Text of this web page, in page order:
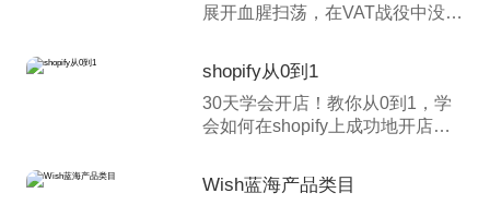
为卖家提供清晰的决策参考，助
展开血腥扫荡，在VAT战役中没有
规日渐合规的大环境下，随着
2020年的临近，法国VAT注册申
报已经迫在眉睫，本专题将从各
以及注册申报！
shopify从0到1
30天学会开店！教你从0到1，学
会如何在shopify上成功地开店！
主，我相信你都可以从教程中学
Wish蓝海产品类目